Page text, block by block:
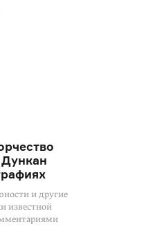
и другие
известной